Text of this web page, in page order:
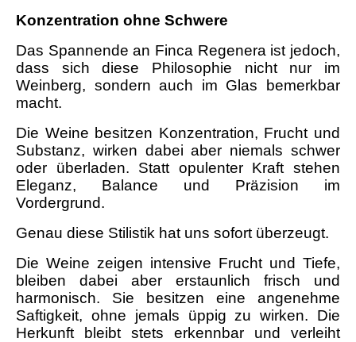
Konzentration ohne Schwere
Das Spannende an Finca Regenera ist jedoch,
dass sich diese Philosophie nicht nur im
Weinberg, sondern auch im Glas bemerkbar
macht.
Die Weine besitzen Konzentration, Frucht und
Substanz, wirken dabei aber niemals schwer
oder überladen. Statt opulenter Kraft stehen
Eleganz, Balance und Präzision im
Vordergrund.
Genau diese Stilistik hat uns sofort überzeugt.
Die Weine zeigen intensive Frucht und Tiefe,
bleiben dabei aber erstaunlich frisch und
harmonisch. Sie besitzen eine angenehme
Saftigkeit, ohne jemals üppig zu wirken. Die
Herkunft bleibt stets erkennbar und verleiht